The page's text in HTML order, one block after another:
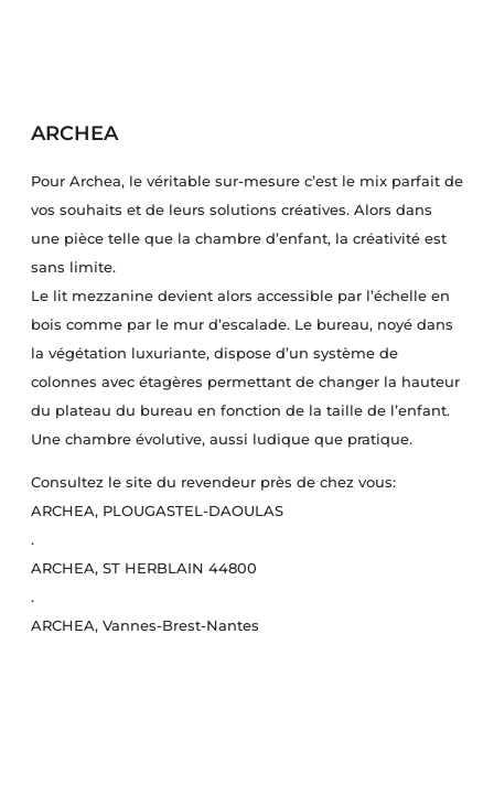
ARCHEA
Pour Archea, le véritable sur-mesure c’est le mix parfait de
vos souhaits et de leurs solutions créatives. Alors dans
une pièce telle que la chambre d’enfant, la créativité est
sans limite.
Le lit mezzanine devient alors accessible par l’échelle en
bois comme par le mur d’escalade. Le bureau, noyé dans
la végétation luxuriante, dispose d’un système de
colonnes avec étagères permettant de changer la hauteur
du plateau du bureau en fonction de la taille de l’enfant.
Une chambre évolutive, aussi ludique que pratique.
Consultez le site du revendeur près de chez vous:
ARCHEA, PLOUGASTEL-DAOULAS
.
ARCHEA, ST HERBLAIN 44800
.
ARCHEA, Vannes-Brest-Nantes